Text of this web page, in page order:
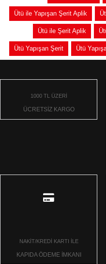
Ütü ile Yapışan Şerit Aplik
Ütü ile Şerit Aplik
Ütü Yapışan Şerit Ütü
1000 TL ÜZERİ
ÜCRETSİZ KARGO
NAKİT/KREDİ KARTI İLE
KAPIDA ÖDEME İMKANI